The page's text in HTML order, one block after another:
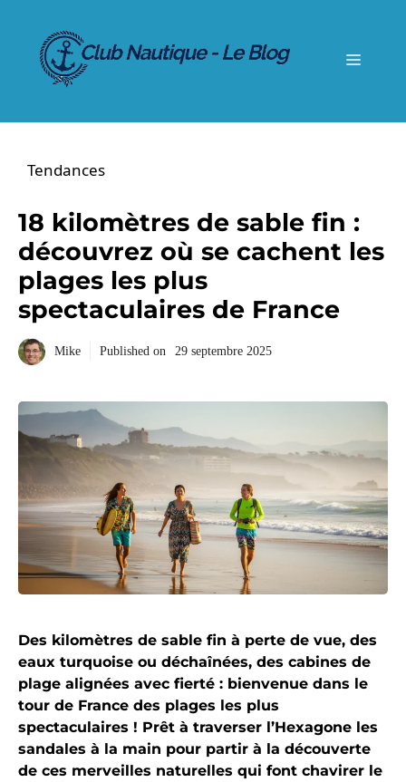
contenu
Menu
Tendances
18 kilomètres de sable fin :
découvrez où se cachent les
plages les plus
spectaculaires de France
Mike Published on 29 septembre 2025
Des kilomètres de sable fin à perte de vue, des
eaux turquoise ou déchaînées, des cabines de
plage alignées avec fierté : bienvenue dans le
tour de France des plages les plus
spectaculaires ! Prêt à traverser l’Hexagone les
sandales à la main pour partir à la découverte
de ces merveilles naturelles qui font chavirer le